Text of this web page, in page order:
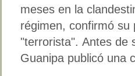
meses en la
régimen, confirmó su
"terrorista". Antes de
Guanipa publicó una